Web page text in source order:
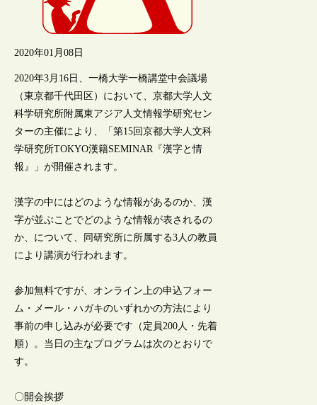
2020年01月08日
2020年3月16日、一橋大学一橋講堂中会議場
（東京都千代田区）において、京都大学人文
科学研究所附属東アジア人文情報学研究セン
ターの主催により、「第15回京都大学人文科
学研究所TOKYO漢籍SEMINAR『漢字と情
報』」が開催されます。
漢字の中にはどのような情報があるのか、漢
字が並ぶことでどのような情報が表されるの
か、について、同研究所に所属する3人の教員
により講演が行われます。
参加無料ですが、オンライン上の申込フォー
ム・メール・ハガキのいずれかの方法により
事前の申し込みが必要です（定員200人・先着
順）。当日の主なプログラムは次のとおりで
す。
〇開会挨拶